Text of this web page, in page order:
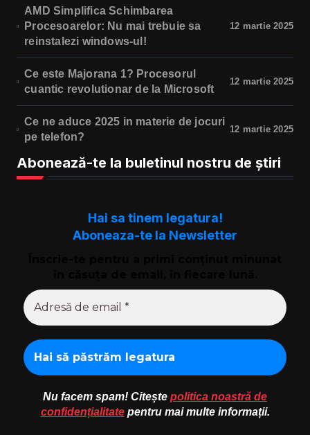
AMD Simplifica Schimbarea
Procesoarelor: Nu mai trebuie sa
reinstalezi windows-ul!
12 martie 2025
Ce este Majorana 1? Procesorul
cuantic revolutionar de la Microsoft
12 martie 2025
Ce ne aduce 2025 in materie de jocuri
pe telefon?
12 martie 2025
Abonează-te la buletinul nostru de știri
Hai sa tinem legatura!
Aboneaza-te la Newsletter
Nu facem spam! Citește politica noastră de
confidențialitatepentru mai multe informații.